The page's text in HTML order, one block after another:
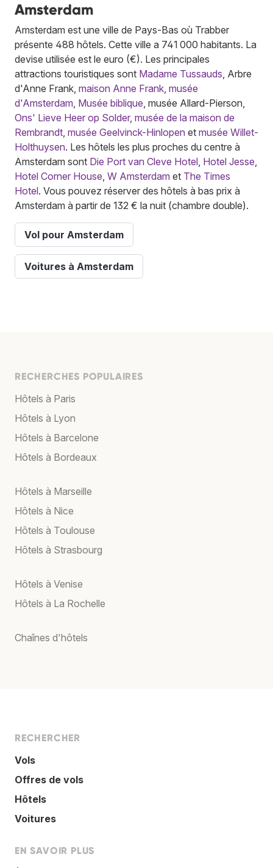
Amsterdam
Amsterdam est une ville de Pays-Bas où Trabber
présente 488 hôtels. Cette ville a 741 000 habitants. La
devise utilisée est le euro (€). Les principales
attractions touristiques sont Madame Tussauds, Arbre
d'Anne Frank, maison Anne Frank, musée
d'Amsterdam, Musée biblique, musée Allard-Pierson,
Ons' Lieve Heer op Solder, musée de la maison de
Rembrandt, musée Geelvinck-Hinlopen et musée Willet-
Holthuysen. Les hôtels les plus proches du centre à
Amsterdam sont Die Port van Cleve Hotel, Hotel Jesse,
Hotel Corner House, W Amsterdam et The Times
Hotel. Vous pouvez réserver des hôtels à bas prix à
Amsterdam à partir de 132 € la nuit (chambre double).
Vol pour Amsterdam
Voitures à Amsterdam
RECHERCHES POPULAIRES
Hôtels à Paris
Hôtels à Lyon
Hôtels à Barcelone
Hôtels à Bordeaux
Hôtels à Marseille
Hôtels à Nice
Hôtels à Toulouse
Hôtels à Strasbourg
Hôtels à Venise
Hôtels à La Rochelle
Chaînes d'hôtels
RECHERCHER
Vols
Offres de vols
Hôtels
Voitures
EN SAVOIR PLUS